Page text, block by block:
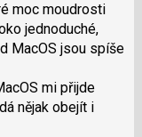
moc moudrosti
jednoduché,
MacOS jsou spíše
mi přijde
nějak obejít i